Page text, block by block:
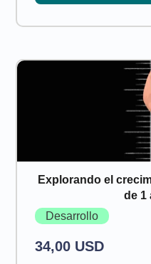
Explorando el
de 1
Desarrollo
34,00 USD